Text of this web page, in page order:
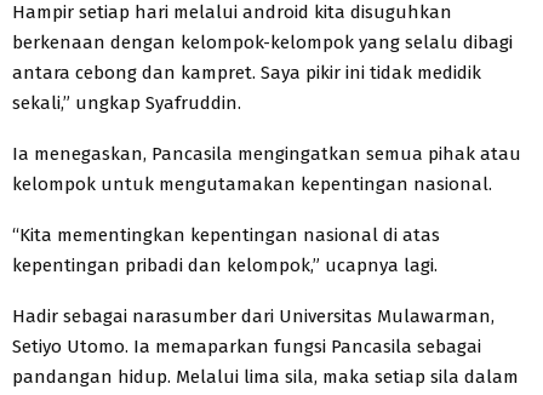
Hampir setiap hari melalui android kita disuguhkan
berkenaan dengan kelompok-kelompok yang selalu dibagi
antara cebong dan kampret. Saya pikir ini tidak medidik
sekali,” ungkap Syafruddin.
Ia menegaskan, Pancasila mengingatkan semua pihak atau
kelompok untuk mengutamakan kepentingan nasional.
“Kita mementingkan kepentingan nasional di atas
kepentingan pribadi dan kelompok,” ucapnya lagi.
Hadir sebagai narasumber dari Universitas Mulawarman,
Setiyo Utomo. Ia memaparkan fungsi Pancasila sebagai
pandangan hidup. Melalui lima sila, maka setiap sila dalam